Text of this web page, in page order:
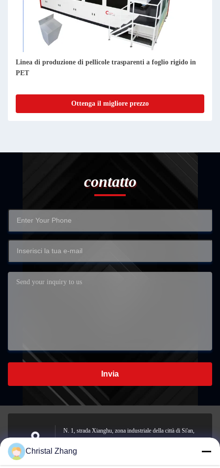
in
PC PMMA GPPS MS PS PP Film trasparente a foglio a
Ottenga il migliore prezzo
contatto
Invia
Indirizzo
N. 1, strada Xianghu, zona industriale della città di Si'an,
Zhejiang
Christal Zhang